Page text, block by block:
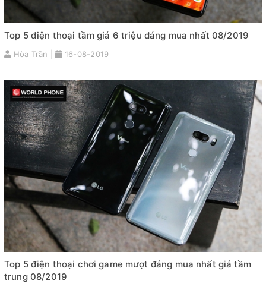
Top 5 điện thoại tầm giá 6 triệu đáng mua nhất 08/2019
Hòa Trần | 16-08-2019
Top 5 điện thoại chơi game mượt đáng mua nhất giá tầm
trung 08/2019